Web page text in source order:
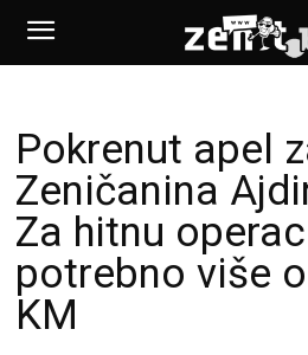
Pokrenut apel
Zeničanina
Za hitnu
potrebno više
KM